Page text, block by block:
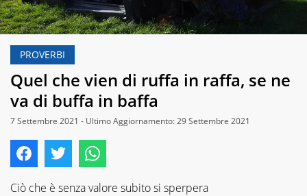
PROVERBI
Quel che vien di ruffa in raffa, se ne
va di buffa in baffa
7 Settembre 2021 - Ultimo Aggiornamento: 29 Settembre 2021
Ciò che è senza valore subito si sperpera